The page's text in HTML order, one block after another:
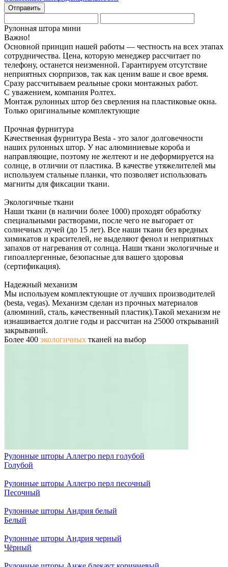
Рулонная штора мини
Важно!
Основной принцип нашей работы — честность на всех этапах
сотрудничества. Цена, которую менеджер рассчитает по
телефону, останется неизменной. Гарантируем отсутствие
неприятных сюрпризов, так как ценим ваше и свое время.
Сразу рассчитываем реальные сроки монтажных работ.
С уважением, компания Ролтех.
Монтаж рулонных штор без сверления на пластиковые окна.
Только оригинальные комплектующие
Прочная фурнитура
Качественная фурнитура Besta - это залог долговечности
наших рулонных штор. У нас алюминиевые короба и
направляющие, поэтому не желтеют и не деформируется на
солнце, в отличии от пластика. В качестве утяжелителей мы
используем стальные планки, что позволяет использовать
магниты для фиксации ткани.
Экологичные ткани
Наши ткани (в наличии более 1000) проходят обработку
специальными растворами, после чего не выгорает от
солнечных лучей (до 15 лет). Все наши ткани без вредных
химикатов и красителей, не выделяют фенол и неприятных
запахов от нагревания от солнца. Наши ткани экологичные и
гипоаллергенные, безопасные для вашего здоровья
(сертификация).
Надежный механизм
Мы используем комплектующие от лучших производителей
(besta, vegas). Механизм сделан из прочных материалов
(алюминий, сталь, качественный пластик).Такой механизм не
изнашивается долгие годы и рассчитан на 25000 открываний
закрываний.
Более 400 экологичных тканей на выбор
Рулонные шторы Аллегро перл голубой
Голубой
Рулонные шторы Аллегро перл песочный
Песочный
Рулонные шторы Андрия белый
Белый
Рулонные шторы Андрия черный
Чёрный